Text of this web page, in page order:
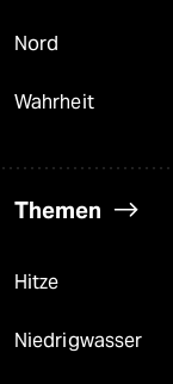
Nord
Wahrheit
Themen
Hitze
Niedrigwasser